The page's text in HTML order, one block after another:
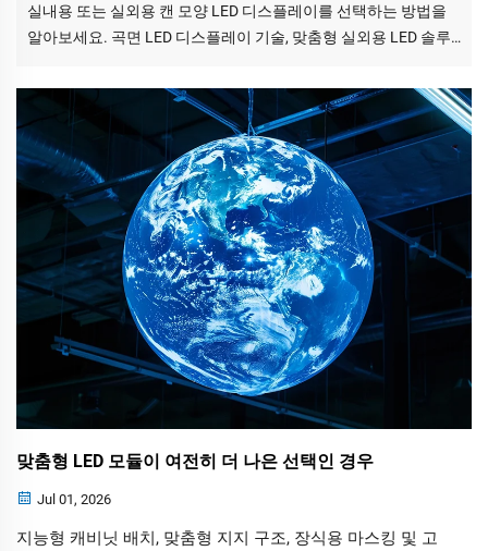
실내용 또는 실외용 캔 모양 LED 디스플레이를 선택하는 방법을
알아보세요. 곡면 LED 디스플레이 기술, 맞춤형 실외용 LED 솔루
맞춤형 LED 모듈이 여전히 더 나은 선택인 경우
Jul 01, 2026
지능형 캐비닛 배치, 맞춤형 지지 구조, 장식용 마스킹 및 고